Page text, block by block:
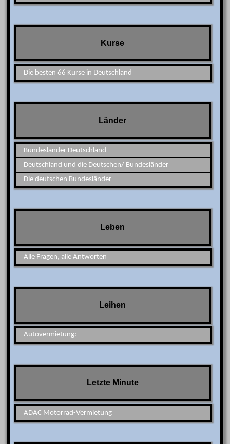
Kurse
Die besten 66 Kurse in Deutschland
Länder
Bundesländer Deutschland
Deutschland und die Deutschen/ Bundesländer
Die deutschen Bundesländer
Leben
Alle Fragen, alle Antworten
Leihen
Autovermietung:
Letzte Minute
ADAC Motorrad-Vermietung